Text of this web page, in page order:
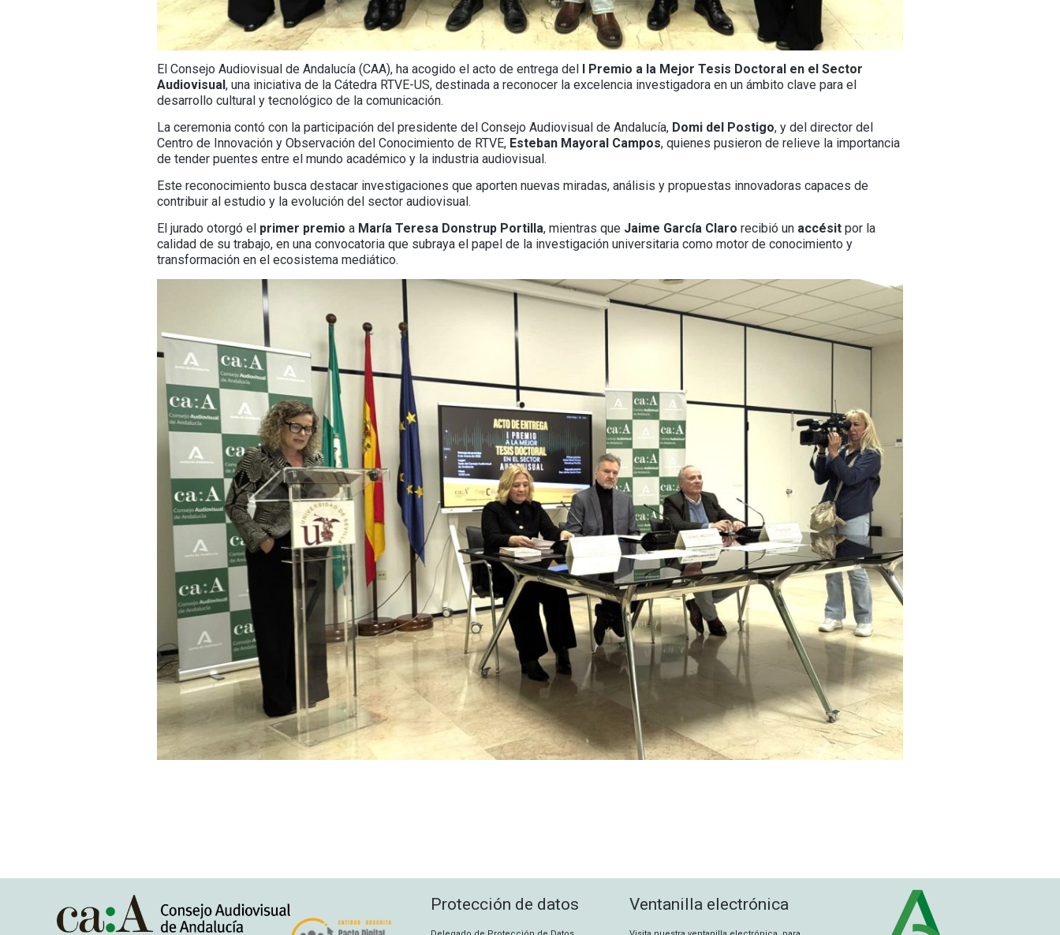
El Consejo Audiovisual de Andalucía (CAA), ha acogido el acto de entrega del I Premio a la Mejor Tesis Doctoral en el Sector
Audiovisual, una iniciativa de la Cátedra RTVE-US, destinada a reconocer la excelencia investigadora en un ámbito clave para el
desarrollo cultural y tecnológico de la comunicación.
La ceremonia contó con la participación del presidente del Consejo Audiovisual de Andalucía, Domi del Postigo, y del director del
Centro de Innovación y Observación del Conocimiento de RTVE, Esteban Mayoral Campos, quienes pusieron de relieve la importancia
de tender puentes entre el mundo académico y la industria audiovisual.
Este reconocimiento busca destacar investigaciones que aporten nuevas miradas, análisis y propuestas innovadoras capaces de
contribuir al estudio y la evolución del sector audiovisual.
El jurado otorgó el primer premio a María Teresa Donstrup Portilla, mientras que Jaime García Claro recibió un accésitpor la
calidad de su trabajo, en una convocatoria que subraya el papel de la investigación universitaria como motor de conocimiento y
transformación en el ecosistema mediático.
Protección de datos Ventanilla electrónica